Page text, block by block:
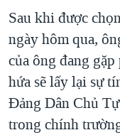
Sau khi được
ngày hôm qua,
của ông đang
hứa sẽ lấy lại sự
Đảng Dân Chủ
trong chính